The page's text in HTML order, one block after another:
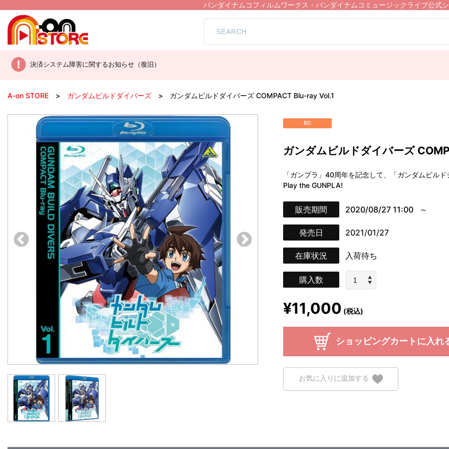
バンダイナムコフィルムワークス・バンダイナムコミュージックライブ公式
決済システム障害に関するお知らせ（復旧）
A-on STORE ガンダムビルドダイバーズ ガンダムビルドダイバーズ COMPACT Blu-ray Vol.1
BD
ガンダムビルドダイバーズ
「ガンプラ」40周年を記念して、「ガンダムビル
Play the GUNPLA!
販売期間 2020/08/27 11:00
発売日 2021/01/27
在庫状況 入荷待ち
購入数
¥11,000 (税込)
ショッピングカートに入れ
お気に入りに追加する